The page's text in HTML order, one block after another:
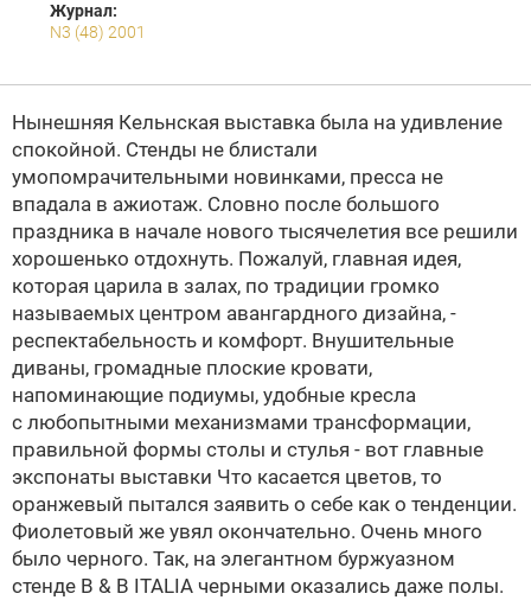
Журнал:
N3 (48) 2001
Нынешняя Кельнская выставка была на удивление
спокойной. Стенды не блистали
умопомрачительными новинками, пресса не
впадала в ажиотаж. Словно после большого
праздника в начале нового тысячелетия все решили
хорошенько отдохнуть. Пожалуй, главная идея,
которая царила в залах, по традиции громко
называемых центром авангардного дизайна, -
респектабельность и комфорт. Внушительные
диваны, громадные плоские кровати,
напоминающие подиумы, удобные кресла
с любопытными механизмами трансформации,
правильной формы столы и стулья - вот главные
экспонаты выставки Что касается цветов, то
оранжевый пытался заявить о себе как о тенденции.
Фиолетовый же увял окончательно. Очень много
было черного. Так, на элегантном буржуазном
стенде B & B ITALIA черными оказались даже полы.